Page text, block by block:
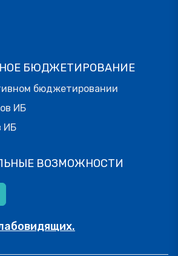
БЮДЖЕТИРОВАНИЕ
бюджетировании
ИБ
ИБ
ВОЗМОЖНОСТИ